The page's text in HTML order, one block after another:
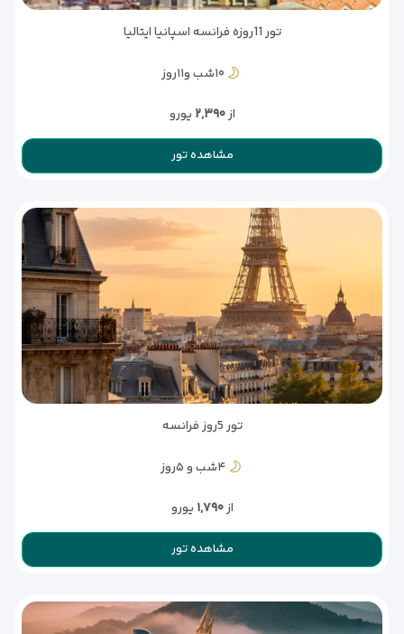
تور 11روزه فرانسه اسپانیا ایتالیا
۱۰شب و۱۱روز
از۲,۳۹۰ یورو
مشاهده تور
تور 5روز فرانسه
۴شب و ۵روز
از۱,۷۹۰ یورو
مشاهده تور